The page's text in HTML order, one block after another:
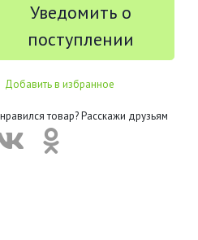
Уведомить о
поступлении
в избранное
товар? Расскажи друзьям